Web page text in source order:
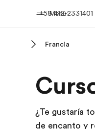
Menú
+58 412-2331401
Francia
¿Te gustaría
de encanto y